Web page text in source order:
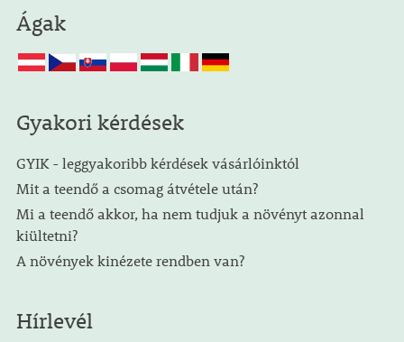
Ágak
Gyakori kérdések
GYIK - leggyakoribb kérdések vásárlóinktól
Mit a teendő a csomag átvétele után?
Mi a teendő akkor, ha nem tudjuk a növényt azonnal
kiültetni?
A növények kinézete rendben van?
Hírlevél